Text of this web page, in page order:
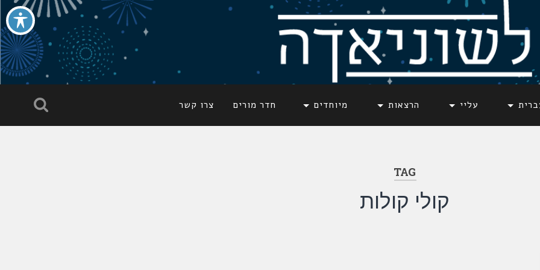
עליי הרצאות מיוחדים חדר מורים צרו קשר
TAG
קולי קולות